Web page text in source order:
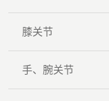
膝关节
手、腕关节